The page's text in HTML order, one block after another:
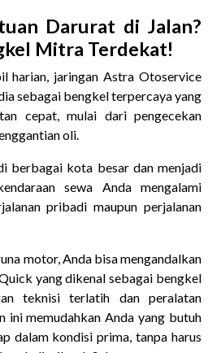
Darurat di Jalan?
Mitra Terdekat!
harian, jaringan Astra Otoservice
sebagai bengkel terpercaya yang
cepat, mulai dari pengecekan
oli.
berbagai kota besar dan menjadi
sewa Anda mengalami
pribadi maupun perjalanan
motor, Anda bisa mengandalkan
yang dikenal sebagai bengkel
teknisi terlatih dan peralatan
ini memudahkan Anda yang butuh
dalam kondisi prima, tanpa harus